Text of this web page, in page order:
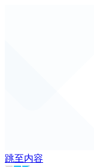
跳至内容